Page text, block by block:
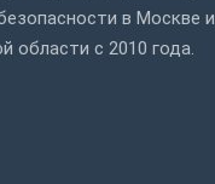
в Москве и
области с 2010 года.